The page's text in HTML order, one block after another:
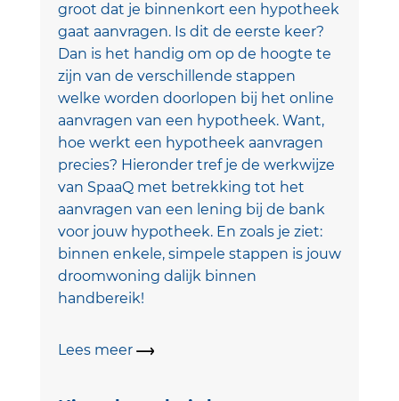
groot dat je binnenkort een hypotheek
gaat aanvragen. Is dit de eerste keer?
Dan is het handig om op de hoogte te
zijn van de verschillende stappen
welke worden doorlopen bij het online
aanvragen van een hypotheek. Want,
hoe werkt een hypotheek aanvragen
precies? Hieronder tref je de werkwijze
van SpaaQ met betrekking tot het
aanvragen van een lening bij de bank
voor jouw hypotheek. En zoals je ziet:
binnen enkele, simpele stappen is jouw
droomwoning dalijk binnen
handbereik!
Lees meer